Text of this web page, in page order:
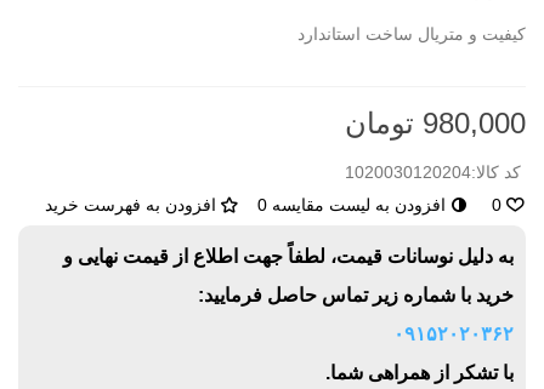
کیفیت و متریال ساخت استاندارد
980,000 تومان
کد کالا:1020030120204
0
افزودن به لیست مقایسه 0 افزودن به فهرست خرید
به دلیل نوسانات قیمت، لطفاً جهت اطلاع از قیمت نهایی و
خرید با شماره زیر تماس حاصل فرمایید:
۰۹۱۵۲۰۲۰۳۶۲
با تشکر از همراهی شما.